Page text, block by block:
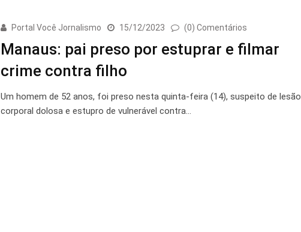
Portal Você Jornalismo 15/12/2023 (0) Comentários
Manaus: pai preso por estuprar e filmar
crime contra filho
Um homem de 52 anos, foi preso nesta quinta-feira (14), suspeito de lesão
corporal dolosa e estupro de vulnerável contra…